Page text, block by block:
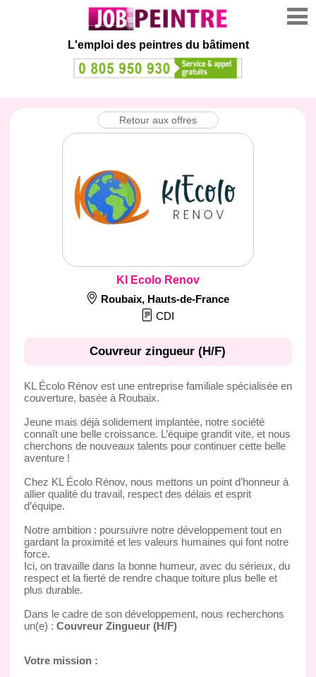
L'emploi des peintres du bâtiment
Retour aux offres
Kl Ecolo Renov
Roubaix, Hauts-de-France
CDI
Couvreur zingueur (H/F)
KL Écolo Rénov est une entreprise familiale spécialisée en
couverture, basée à Roubaix.
Jeune mais déjà solidement implantée, notre société
connaît une belle croissance. L’équipe grandit vite, et nous
cherchons de nouveaux talents pour continuer cette belle
aventure !
Chez KL Écolo Rénov, nous mettons un point d’honneur à
allier qualité du travail, respect des délais et esprit
d’équipe.
Notre ambition : poursuivre notre développement tout en
gardant la proximité et les valeurs humaines qui font notre
force.
Ici, on travaille dans la bonne humeur, avec du sérieux, du
respect et la fierté de rendre chaque toiture plus belle et
plus durable.
Dans le cadre de son développement, nous recherchons
un(e) : Couvreur Zingueur (H/F)
Votre mission :